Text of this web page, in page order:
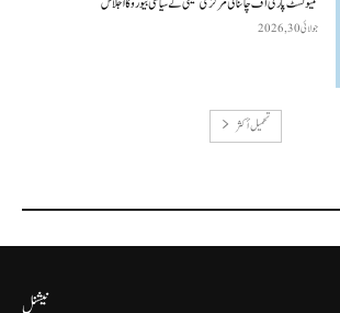
جولائی 30, 2026
تحميل أكثر
نیشنل